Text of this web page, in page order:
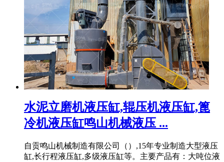
水泥立磨机液压缸,辊压机液压缸,篦
冷机液压缸鸣山机械液压 ...
自贡鸣山机械制造有限公司（）,15年专业制造大型液压
缸,长行程液压缸,多级液压缸等。主要产品有：大吨位液